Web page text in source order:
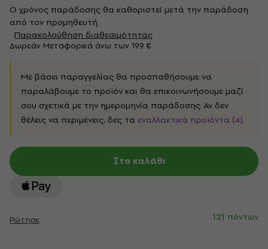
Ο χρόνος παράδοσης θα καθοριστεί μετά την παράδοση
από τον προμηθευτή.
Παρακολούθηση διαθεσιμότητας
Δωρεάν Μεταφορικά άνω των 199 €
Με βάσει παραγγελίας θα προσπαθήσουμε να
παραλάβουμε το προϊόν και θα επικοινωνήσουμε μαζί
σου σχετικά με την ημερομηνία παράδοσης. Αν δεν
θέλεις να περιμένεις, δες τα εναλλακτικά προϊόντα (4).
Στο καλάθι
Ρώτησε 121 πόντων